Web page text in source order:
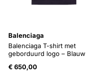
Balenciaga
Balenciaga T-shirt met
geborduurd logo – Blauw
€ 650,00